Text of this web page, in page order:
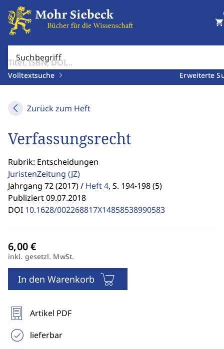
Suchbegriff
Volltextsuche Erweiterte
shopping_cart
Zurück zum Heft
Verfassungsrecht
Rubrik: Entscheidungen
JuristenZeitung (JZ)
Jahrgang 72 (2017) / Heft 4, S. 194-198 (5)
Publiziert 09.07.2018
DOI 10.1628/002268817X14858538990583
inkl. gesetzl. MwSt.
In den Warenkorb
Artikel PDF
lieferbar